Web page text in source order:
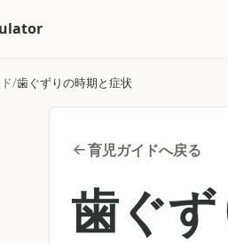
歯ぐずりの時期と症状
育児ガイドへ戻る
歯ぐ